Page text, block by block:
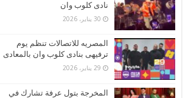
نادى كلوب وان
30 يناير، 2026
المصريه للاتصالات تنظم يوم
ترفيهى بنادى كلوب وان بالمعادى
29 يناير، 2026
المخرجة بتول عرفة تشارك في